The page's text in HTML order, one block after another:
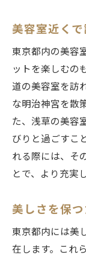
美容室近く
東京都内の美容
ットを楽しむの
道の美容室を訪
な明治神宮を散
た、浅草の美容
びりと過ごすこ
れる際には、そ
とで、より充実
美しさを保
東京都内には美
在します。これ